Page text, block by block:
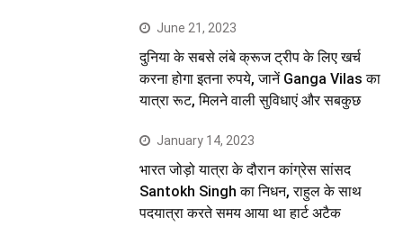
June 21, 2023
दुनिया के सबसे लंबे क्रूज ट्रीप के लिए खर्च
करना होगा इतना रुपये, जानें Ganga Vilas का
यात्रा रूट, मिलने वाली सुविधाएं और सबकुछ
January 14, 2023
भारत जोड़ो यात्रा के दौरान कांग्रेस सांसद
Santokh Singh का निधन, राहुल के साथ
पदयात्रा करते समय आया था हार्ट अटैक